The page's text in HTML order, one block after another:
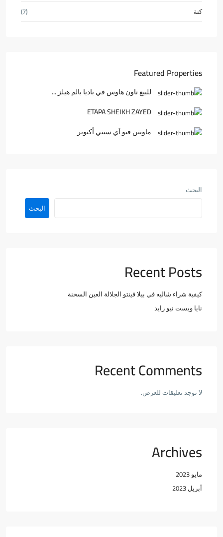
كنة
(7)
Featured Properties
للبيع تاون هاوس في باديا بالم هيلز ...
ETAPA SHEIKH ZAYED
ماونتن فيو آي سيتي أكتوبر
البحث
البحث
Recent Posts
كيفية شراء شاليه في بيلا فينتو الجلالة العين السخنة
نايا ويست نيو زايد
Recent Comments
لا توجد تعليقات للعرض.
Archives
مايو 2023
أبريل 2023